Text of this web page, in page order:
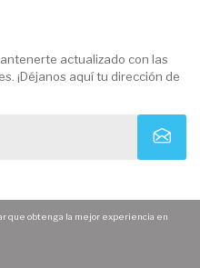
actualizado con las
¡Déjanos aquí tu dirección de
que obtenga la mejor experiencia en